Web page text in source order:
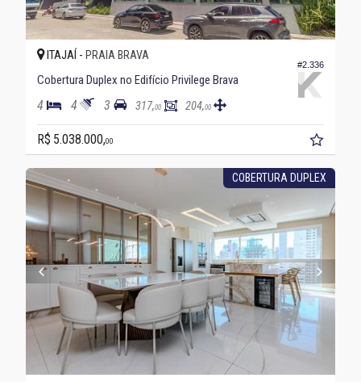
#2.336
ITAJAÍ - PRAIA BRAVA
Cobertura Duplex no Edifício Privilege Brava
4 4 3 317,00 204,00
R$ 5.038.000,00
COBERTURA DUPLEX